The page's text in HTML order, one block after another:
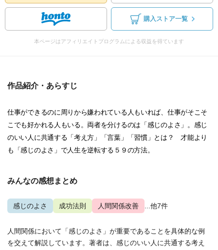
購入ストア一覧
本ページはアフィリエイトプログラムによる収益を得ています
作品紹介・あらすじ
仕事ができるのに周りから嫌われている人もいれば、仕事がそこそ
こでも好かれる人もいる。両者を分けるのは「感じのよさ」。感じ
のいい人に共通する「考え方」「言葉」「習慣」とは？ 才能より
も「感じのよさ」で人生を逆転する５９の方法。
みんなの感想まとめ
感じのよさ 成功法則 人間関係改善 ...他7件
人間関係において「感じのよさ」が重要であることを具体的な例
を交えて解説しています。著者は、感じのいい人に共通する考え